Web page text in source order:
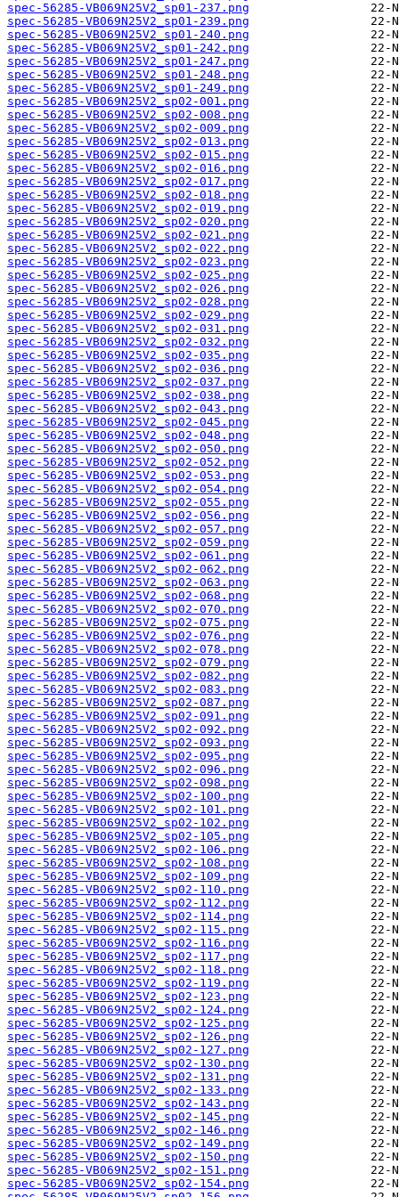
spec-56285-VB069N25V2_sp01-237.png
spec-56285-VB069N25V2_sp01-239.png
spec-56285-VB069N25V2_sp01-240.png
spec-56285-VB069N25V2_sp01-242.png
spec-56285-VB069N25V2_sp01-247.png
spec-56285-VB069N25V2_sp01-248.png
spec-56285-VB069N25V2_sp01-249.png
spec-56285-VB069N25V2_sp02-001.png
spec-56285-VB069N25V2_sp02-008.png
spec-56285-VB069N25V2_sp02-009.png
spec-56285-VB069N25V2_sp02-013.png
spec-56285-VB069N25V2_sp02-015.png
spec-56285-VB069N25V2_sp02-016.png
spec-56285-VB069N25V2_sp02-017.png
spec-56285-VB069N25V2_sp02-018.png
spec-56285-VB069N25V2_sp02-019.png
spec-56285-VB069N25V2_sp02-020.png
spec-56285-VB069N25V2_sp02-021.png
spec-56285-VB069N25V2_sp02-022.png
spec-56285-VB069N25V2_sp02-023.png
spec-56285-VB069N25V2_sp02-025.png
spec-56285-VB069N25V2_sp02-026.png
spec-56285-VB069N25V2_sp02-028.png
spec-56285-VB069N25V2_sp02-029.png
spec-56285-VB069N25V2_sp02-031.png
spec-56285-VB069N25V2_sp02-032.png
spec-56285-VB069N25V2_sp02-035.png
spec-56285-VB069N25V2_sp02-036.png
spec-56285-VB069N25V2_sp02-037.png
spec-56285-VB069N25V2_sp02-038.png
spec-56285-VB069N25V2_sp02-043.png
spec-56285-VB069N25V2_sp02-045.png
spec-56285-VB069N25V2_sp02-048.png
spec-56285-VB069N25V2_sp02-050.png
spec-56285-VB069N25V2_sp02-052.png
spec-56285-VB069N25V2_sp02-053.png
spec-56285-VB069N25V2_sp02-054.png
spec-56285-VB069N25V2_sp02-055.png
spec-56285-VB069N25V2_sp02-056.png
spec-56285-VB069N25V2_sp02-057.png
spec-56285-VB069N25V2_sp02-059.png
spec-56285-VB069N25V2_sp02-061.png
spec-56285-VB069N25V2_sp02-062.png
spec-56285-VB069N25V2_sp02-063.png
spec-56285-VB069N25V2_sp02-068.png
spec-56285-VB069N25V2_sp02-070.png
spec-56285-VB069N25V2_sp02-075.png
spec-56285-VB069N25V2_sp02-076.png
spec-56285-VB069N25V2_sp02-078.png
spec-56285-VB069N25V2_sp02-079.png
spec-56285-VB069N25V2_sp02-082.png
spec-56285-VB069N25V2_sp02-083.png
spec-56285-VB069N25V2_sp02-087.png
spec-56285-VB069N25V2_sp02-091.png
spec-56285-VB069N25V2_sp02-092.png
spec-56285-VB069N25V2_sp02-093.png
spec-56285-VB069N25V2_sp02-095.png
spec-56285-VB069N25V2_sp02-096.png
spec-56285-VB069N25V2_sp02-098.png
spec-56285-VB069N25V2_sp02-100.png
spec-56285-VB069N25V2_sp02-101.png
spec-56285-VB069N25V2_sp02-102.png
spec-56285-VB069N25V2_sp02-105.png
spec-56285-VB069N25V2_sp02-106.png
spec-56285-VB069N25V2_sp02-108.png
spec-56285-VB069N25V2_sp02-109.png
spec-56285-VB069N25V2_sp02-110.png
spec-56285-VB069N25V2_sp02-112.png
spec-56285-VB069N25V2_sp02-114.png
spec-56285-VB069N25V2_sp02-115.png
spec-56285-VB069N25V2_sp02-116.png
spec-56285-VB069N25V2_sp02-117.png
spec-56285-VB069N25V2_sp02-118.png
spec-56285-VB069N25V2_sp02-119.png
spec-56285-VB069N25V2_sp02-123.png
spec-56285-VB069N25V2_sp02-124.png
spec-56285-VB069N25V2_sp02-125.png
spec-56285-VB069N25V2_sp02-126.png
spec-56285-VB069N25V2_sp02-127.png
spec-56285-VB069N25V2_sp02-130.png
spec-56285-VB069N25V2_sp02-131.png
spec-56285-VB069N25V2_sp02-133.png
spec-56285-VB069N25V2_sp02-143.png
spec-56285-VB069N25V2_sp02-145.png
spec-56285-VB069N25V2_sp02-146.png
spec-56285-VB069N25V2_sp02-149.png
spec-56285-VB069N25V2_sp02-150.png
spec-56285-VB069N25V2_sp02-151.png
spec-56285-VB069N25V2_sp02-154.png